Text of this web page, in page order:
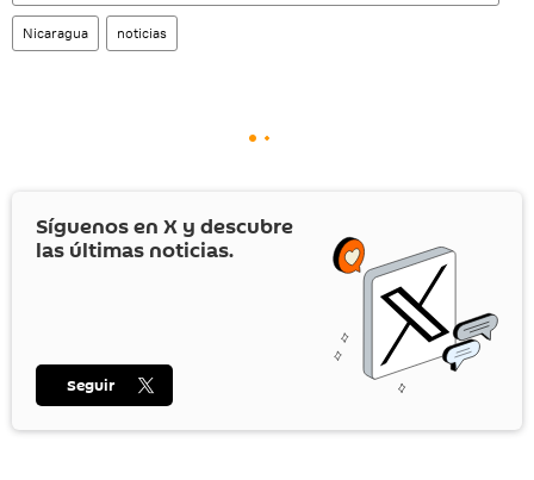
Nicaragua noticias
Síguenos en X y descubre
las últimas noticias.
Seguir